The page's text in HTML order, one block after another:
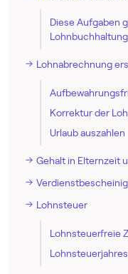
Diese Aufgaben
Lohnbuchhaltung
Lohnabrechnung
Korrektur der
Urlaub auszahlen
Gehalt in Elternzeit
Lohnsteuer
Lohnsteuerfreie